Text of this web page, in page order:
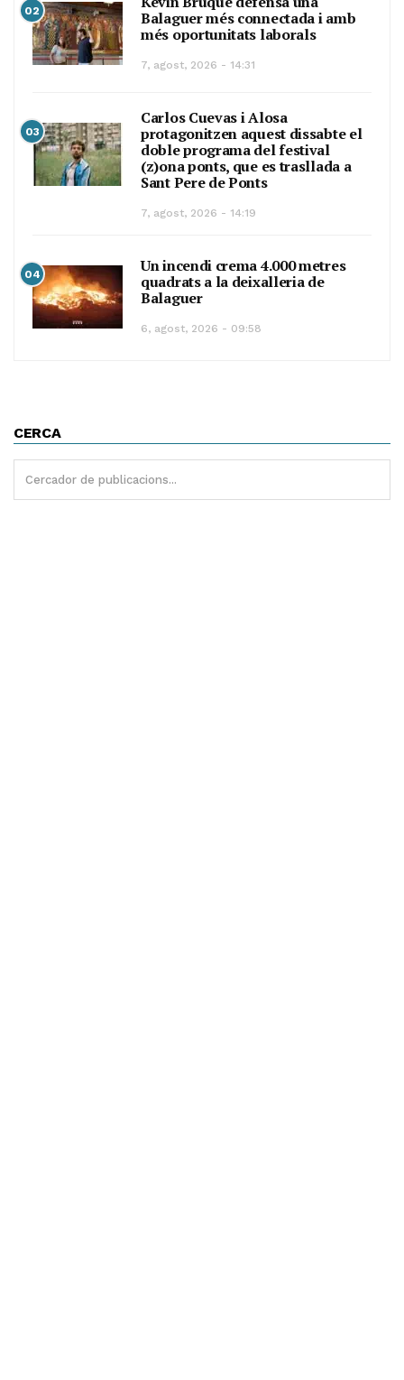
02
Balaguer més connectada i amb
més oportunitats laborals
7, agost, 2026 - 14:31
03
Carlos Cuevas i Alosa
protagonitzen aquest dissabte el
doble programa del festival
(z)ona ponts, que es trasllada a
Sant Pere de Ponts
7, agost, 2026 - 14:19
04
Un incendi crema 4.000 metres
quadrats a la deixalleria de
Balaguer
6, agost, 2026 - 09:58
CERCA